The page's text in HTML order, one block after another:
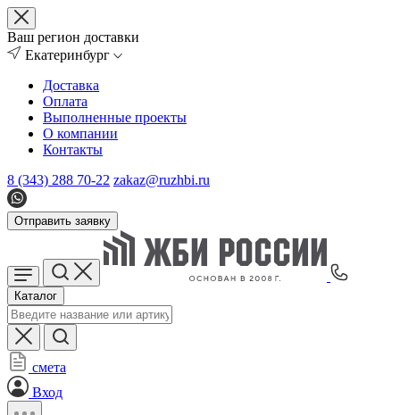
Ваш регион доставки
Екатеринбург
Доставка
Оплата
Выполненные проекты
О компании
Контакты
8 (343) 288 70-22 zakaz@ruzhbi.ru
Отправить заявку
Каталог
смета
Вход